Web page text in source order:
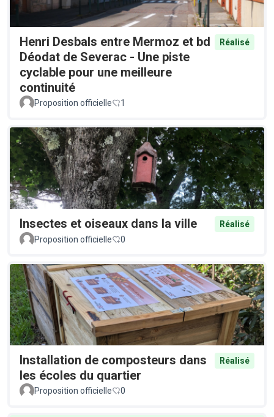
Henri Desbals entre Mermoz et bd
Déodat de Severac - Une piste
cyclable pour une meilleure
continuité
Réalisé
Proposition officielle 1
Insectes et oiseaux dans la ville
Réalisé
Proposition officielle
0
Installation de composteurs dans
les écoles du quartier
Réalisé
Proposition officielle 0